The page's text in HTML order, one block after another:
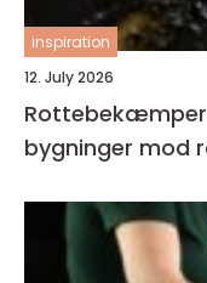
inspiration
12. July 2026
Rottebekæmper
bygninger mod